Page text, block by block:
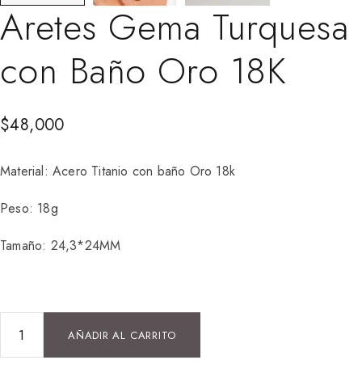
Aretes Gema Turquesa
con Baño Oro 18K
$48,000
Material: Acero Titanio con baño Oro 18k
Peso: 18g
Tamaño: 24,3*24MM
AÑADIR AL CARRITO